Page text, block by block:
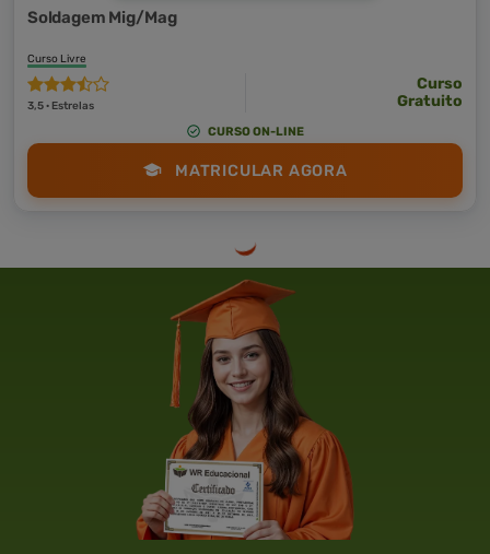
Soldagem Mig/Mag
Curso Livre
3,5 · Estrelas
Curso
Gratuito
CURSO ON-LINE
MATRICULAR AGORA